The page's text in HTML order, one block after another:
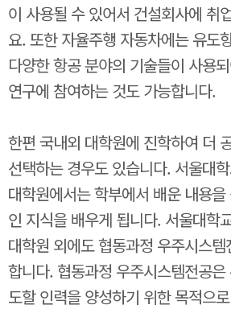
이 사용될 수 있어서 건설회사에 취
요. 또한 자율주행 자동차에는 유도
다양한 항공 분야의 기술들이 사용
연구에 참여하는 것도 가능합니다.
한편 국내외 대학원에 진학하여 더
선택하는 경우도 있습니다. 서울대
대학원에서는 학부에서 배운 내용
인 지식을 배우게 됩니다. 서울대학
대학원 외에도 협동과정 우주시스
합니다. 협동과정 우주시스템전공
도할 인력을 양성하기 위한 목적으